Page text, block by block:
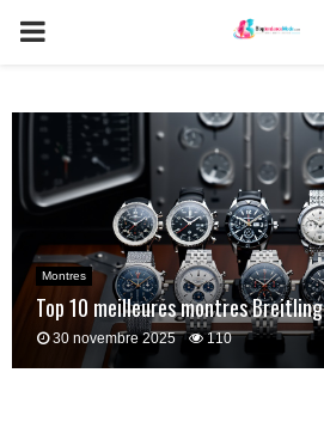
PRIMARY
Montres
Top 10 meilleures montres Breitling
30 novembre 2025 110